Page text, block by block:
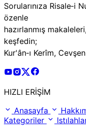
Sorularınıza Risale‑i
özenle
hazırlanmış
keşfedin;
Kur'ân‑ı Kerîm,
Risale Online
Risale Online
Risale Online X
HIZLI ERİŞİM
Anasayfa
Kategoriler